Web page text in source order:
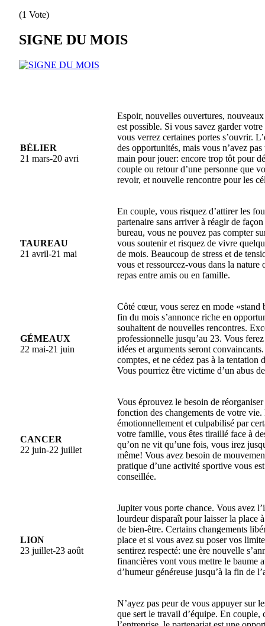
(1 Vote)
SIGNE DU MOIS
BÉLIER
21 mars-20 avri
Espoir, nouvelles ouvertures,
est possible. Si vous savez garder
vous verrez certaines portes s’ouvrir.
des opportunités, mais vous n’avez pas
main pour jouer: encore trop tôt pour
couple ou retour d’une personne que
revoir, et nouvelle rencontre pour les
TAUREAU
21 avril-21 mai
En couple, vous risquez d’attirer les
partenaire sans arriver à réagir de
bureau, vous ne pouvez pas compter
vous soutenir et risquez de vivre
de mois. Beaucoup de stress et de
vous et ressourcez-vous dans la nature
repas entre amis ou en famille.
GÉMEAUX
22 mai-21 juin
Côté cœur, vous serez en mode «stand
fin du mois s’annonce riche en
souhaitent de nouvelles rencontres.
professionnelle jusqu’au 23. Vous
idées et arguments seront
comptes, et ne cédez pas à la tentation
Vous pourriez être victime d’un abus
CANCER
22 juin-22 juillet
Vous éprouvez le besoin de
fonction des changements de votre vie.
émotionnellement et culpabilisé par
votre famille, vous êtes tiraillé face à
qu’on ne vit qu’une fois, vous irez
même! Vous avez besoin de
pratique d’une activité sportive vous
conseillée.
LION
23 juillet-23 août
Jupiter vous porte chance. Vous avez
lourdeur disparaît pour laisser la place
de bien-être. Certains changements
place et si vous avez su poser vos
sentirez respecté: une ère nouvelle
financières vont vous mettre le baume
d’humeur généreuse jusqu’à la fin de
N’ayez pas peur de vous appuyer sur
que sert le travail d’équipe. En couple,